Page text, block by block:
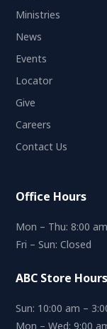
Ministries
News
Events
Locator
Give
Careers
Contact Us
Office Hours
Mon – Thu: 8:00
Fri – Sun: Closed
ABC Store Hours
Sun: 10:00 am –
Mon – Wed: 9:00